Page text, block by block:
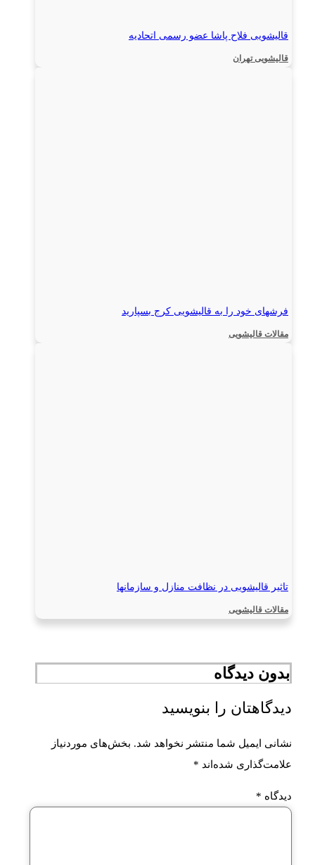
قالیشویی فلاح پاشا عضو رسمی اتحادیه
قالیشویی تهران
فرشهای خود را به قالیشویی کرج بسپارید
مقالات قالیشویی
تاثیر قالیشویی در نظافت منازل و سازمانها
مقالات قالیشویی
بدون دیدگاه
دیدگاهتان را بنویسید
نشانی ایمیل شما منتشر نخواهد شد. بخش‌های موردنیاز
علامت‌گذاری شده‌اند *
دیدگاه *